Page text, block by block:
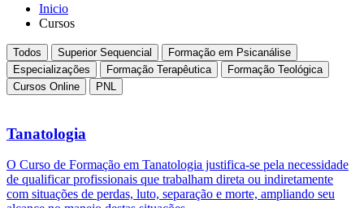
Inicio
Cursos
Todos Superior Sequencial
Formação em Psicanálise
Especializações
Formação Terapêutica
Formação Teológica
Cursos Online
PNL
Tanatologia
O Curso de Formação em Tanatologia justifica-se pela necessidade
de qualificar profissionais que trabalham direta ou indiretamente
com situações de perdas, luto, separação e morte, ampliando seu